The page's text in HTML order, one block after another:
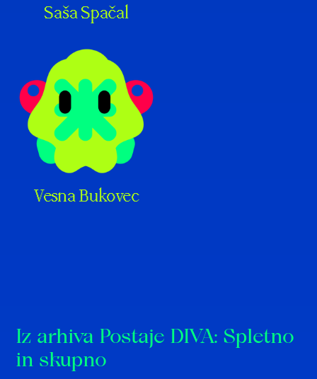
Saša Spačal
Vesna Bukovec
Iz arhiva Postaje DIVA: Spletno
in skupno